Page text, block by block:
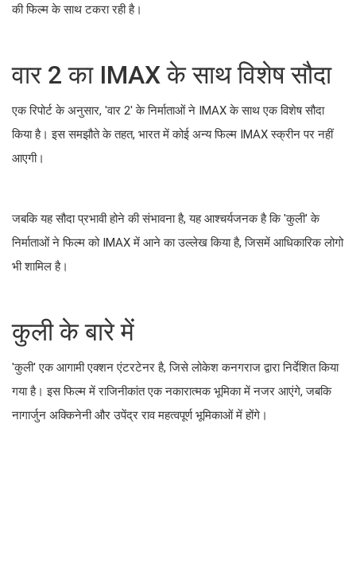
की फिल्म के साथ टकरा रही है।
वार 2 का IMAX के साथ विशेष सौदा
एक रिपोर्ट के अनुसार, 'वार 2' के निर्माताओं ने IMAX के साथ एक विशेष सौदा
किया है। इस समझौते के तहत, भारत में कोई अन्य फिल्म IMAX स्क्रीन पर नहीं
आएगी।
जबकि यह सौदा प्रभावी होने की संभावना है, यह आश्चर्यजनक है कि 'कुली' के
निर्माताओं ने फिल्म को IMAX में आने का उल्लेख किया है, जिसमें आधिकारिक लोगो
भी शामिल है।
कुली के बारे में
'कुली' एक आगामी एक्शन एंटरटेनर है, जिसे लोकेश कनगराज द्वारा निर्देशित किया
गया है। इस फिल्म में राजिनीकांत एक नकारात्मक भूमिका में नजर आएंगे, जबकि
नागार्जुन अक्किनेनी और उपेंद्र राव महत्वपूर्ण भूमिकाओं में होंगे।